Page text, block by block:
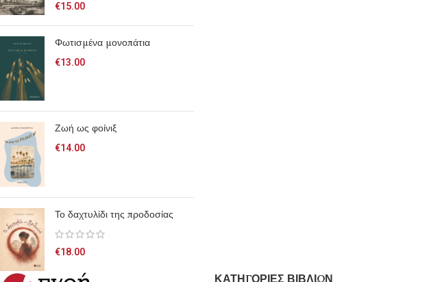
€15.00
Φωτισμένα μονοπάτια
€13.00
Ζωή ως φοίνιξ
€14.00
Το δαχτυλίδι της προδοσίας
€18.00
ΚΑΤΗΓΟΡΙΕΣ ΒΙΒΛΙΩΝ